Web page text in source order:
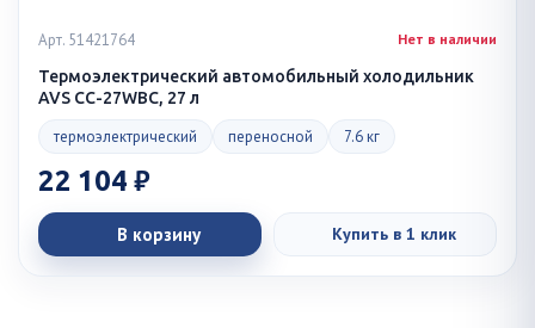
Арт. 51421764 Нет в наличии
Термоэлектрический автомобильный холодильник
AVS CC-27WBC, 27 л
термоэлектрический переносной 7.6 кг
22 104 ₽
В корзину Купить в 1 клик